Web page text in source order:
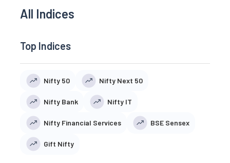
All Indices
Top Indices
Nifty 50 Nifty Next 50
Nifty Bank Nifty IT
Nifty Financial Services BSE Sensex
Gift Nifty